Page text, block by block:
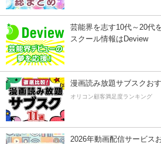
芸能界を志す10代～20代
スクール情報はDeview
漫画読み放題サブスクお
オリコン顧客満足度ランキング
2026年動画配信サービス